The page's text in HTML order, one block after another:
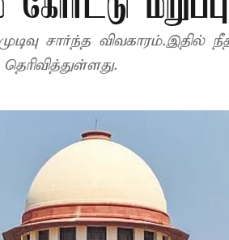
சார்ந்த விவகாரம்.இதில்